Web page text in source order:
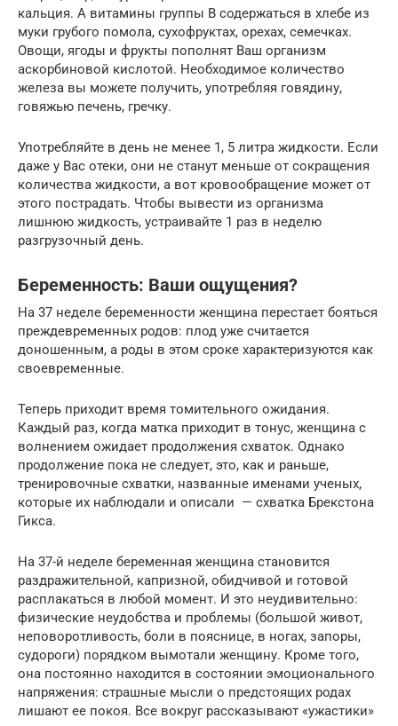
кальция. А витамины группы В содержаться в хлебе из
муки грубого помола, сухофруктах, орехах, семечках.
Овощи, ягоды и фрукты пополнят Ваш организм
аскорбиновой кислотой. Необходимое количество
железа вы можете получить, употребляя говядину,
говяжью печень, гречку.
Употребляйте в день не менее 1, 5 литра жидкости. Если
даже у Вас отеки, они не станут меньше от сокращения
количества жидкости, а вот кровообращение может от
этого пострадать. Чтобы вывести из организма
лишнюю жидкость, устраивайте 1 раз в неделю
разгрузочный день.
Беременность: Ваши ощущения?
На 37 неделе беременности женщина перестает бояться
преждевременных родов: плод уже считается
доношенным, а роды в этом сроке характеризуются как
своевременные.
Теперь приходит время томительного ожидания.
Каждый раз, когда матка приходит в тонус, женщина с
волнением ожидает продолжения схваток. Однако
продолжение пока не следует, это, как и раньше,
тренировочные схватки, названные именами ученых,
которые их наблюдали и описали — схватка Брекстона
Гикса.
На 37-й неделе беременная женщина становится
раздражительной, капризной, обидчивой и готовой
расплакаться в любой момент. И это неудивительно:
физические неудобства и проблемы (большой живот,
неповоротливость, боли в пояснице, в ногах, запоры,
судороги) порядком вымотали женщину. Кроме того,
она постоянно находится в состоянии эмоционального
напряжения: страшные мысли о предстоящих родах
лишают ее покоя. Все вокруг рассказывают «ужастики»